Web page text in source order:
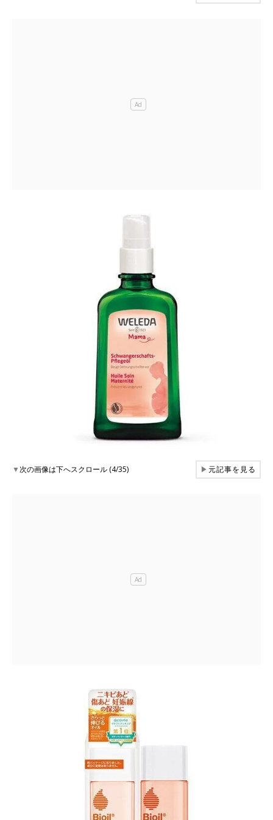
▼次の画像は下へスクロール (4/35) ▶元記事を見る